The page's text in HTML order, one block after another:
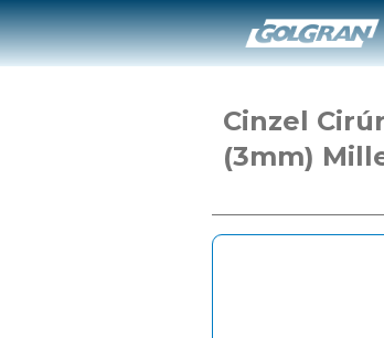
Cinzel
(3mm)